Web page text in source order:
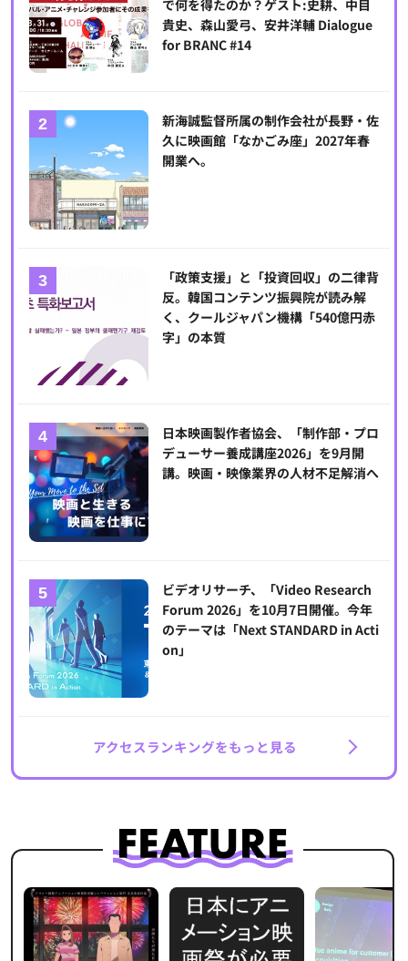
で何を得たのか？ゲスト:史耕、中目
貴史、森山愛弓、安井洋輔 Dialogue
for BRANC #14
新海誠監督所属の制作会社が長野・佐
久に映画館「なかごみ座」2027年春
開業へ。
「政策支援」と「投資回収」の二律背
反。韓国コンテンツ振興院が読み解
く、クールジャパン機構「540億円赤
字」の本質
日本映画製作者協会、「制作部・プロ
デューサー養成講座2026」を9月開
講。映画・映像業界の人材不足解消へ
ビデオリサーチ、「Video Research
Forum 2026」を10月7日開催。今年
のテーマは「Next STANDARD in Acti
on」
アクセスランキングをもっと見る